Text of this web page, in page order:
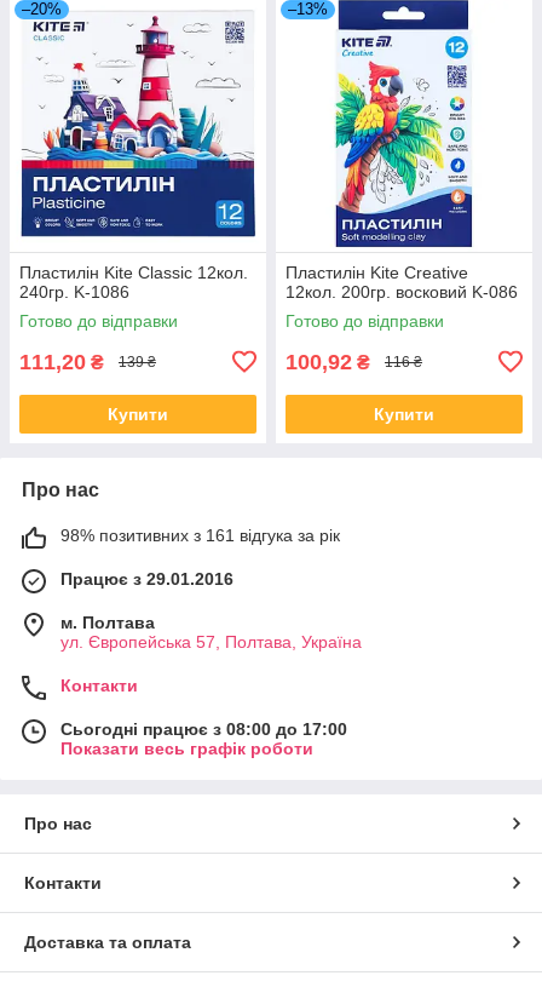
–20%
Пластилін Kite Classic 12кол.
240гр. K-1086
Готово до відправки
111,20 ₴ 139 ₴
Купити
–13%
Пластилін Kite Creative
12кол. 200гр. восковий K-086
Готово до відправки
100,92 ₴ 116 ₴
Купити
Про нас
98% позитивних з 161 відгука за рік
Працює з 29.01.2016
м. Полтава
ул. Європейська 57, Полтава, Україна
Контакти
Сьогодні працює з 08:00 до 17:00
Показати весь графік роботи
Про нас
Контакти
Доставка та оплата